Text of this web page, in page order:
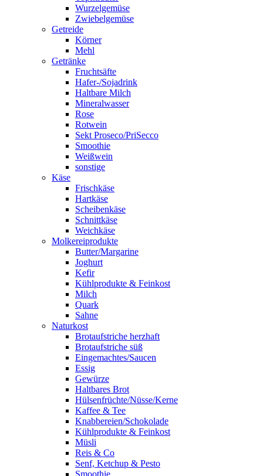
Wurzelgemüse
Zwiebelgemüse
Getreide
Körner
Mehl
Getränke
Fruchtsäfte
Hafer-/Sojadrink
Haltbare Milch
Mineralwasser
Rose
Rotwein
Sekt Proseco/PriSecco
Smoothie
Weißwein
sonstige
Käse
Frischkäse
Hartkäse
Scheibenkäse
Schnittkäse
Weichkäse
Molkereiprodukte
Butter/Margarine
Joghurt
Kefir
Kühlprodukte & Feinkost
Milch
Quark
Sahne
Naturkost
Brotaufstriche herzhaft
Brotaufstriche süß
Eingemachtes/Saucen
Essig
Gewürze
Haltbares Brot
Hülsenfrüchte/Nüsse/Kerne
Kaffee & Tee
Knabbereien/Schokolade
Kühlprodukte & Feinkost
Müsli
Reis & Co
Senf, Ketchup & Pesto
Smoothie